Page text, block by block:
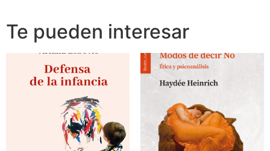
Te pueden interesar